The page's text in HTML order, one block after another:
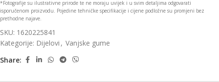
*Fotografije su ilustrativne prirode te ne moraju uvijek i u svim detaljima odgovarati
isporučenom proizvodu. Pojedine tehničke specifikacije i cijene podložne su promjeni bez
prethodne najave.
SKU: 1620225841
Kategorije: Dijelovi , Vanjske gume
Share: